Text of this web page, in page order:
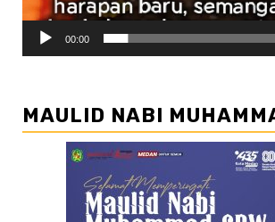
00:00
MAULID NABI